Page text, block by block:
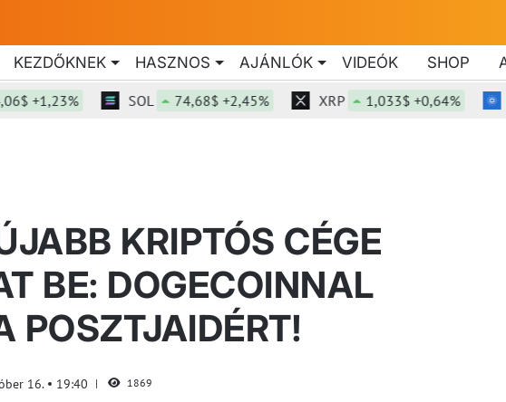
KEZDŐKNEK HASZNOS AJÁNLÓK VIDEÓK SHOP
SOL 74,68$ +2,45% XRP 1,033$ +0,64% ADA
KRIPTÓS CÉGE
BE: DOGECOINNAL
POSZTJAIDÉRT!
16. 19:40 1869